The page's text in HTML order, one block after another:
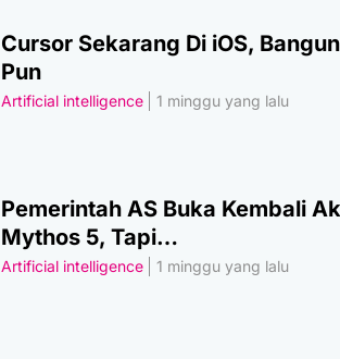
Cursor Sekarang Di iOS,
Pun
Artificial intelligence 1 minggu yang lalu
Pemerintah AS Buka Kembali
Mythos 5, Tapi…
Artificial intelligence 1 minggu yang lalu